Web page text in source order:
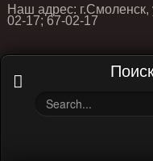
Наш адрес:
02-17; 67-02-17